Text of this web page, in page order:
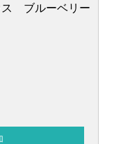
ス ブルーベリー